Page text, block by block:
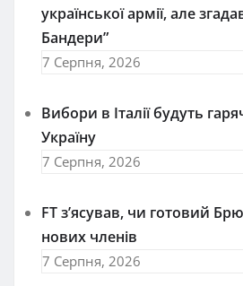
української армії, але
Бандери”
7 Серпня, 2026
Вибори в Італії будуть
Україну
7 Серпня, 2026
FT зʼясував, чи готовий
нових членів
7 Серпня, 2026